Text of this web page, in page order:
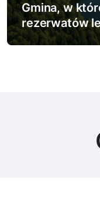
Gmina, w
rezerwatów